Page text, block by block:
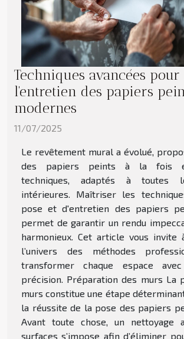
Techniques avancées
l'entretien des papiers
modernes
11/07/2025
Le revêtement mural a évolué,
des papiers peints à la fois
techniques, adaptés à toutes
intérieures. Maîtriser les
pose et d'entretien des papiers
permet de garantir un rendu
harmonieux. Cet article vous invite
l’univers des méthodes
transformer chaque espace
précision. Préparation des murs La
murs constitue une étape
la réussite de la pose des papiers
Avant toute chose, un nettoyage
surfaces s’impose afin d’éliminer